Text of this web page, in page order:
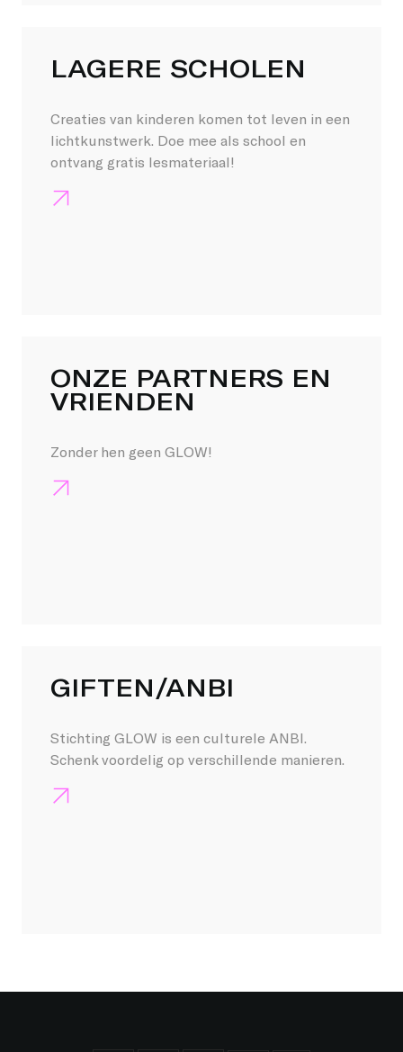
LAGERE SCHOLEN
Creaties van kinderen komen tot leven in een
lichtkunstwerk. Doe mee als school en
ontvang gratis lesmateriaal!
ONZE PARTNERS EN
VRIENDEN
Zonder hen geen GLOW!
GIFTEN/ANBI
Stichting GLOW is een culturele ANBI.
Schenk voordelig op verschillende manieren.